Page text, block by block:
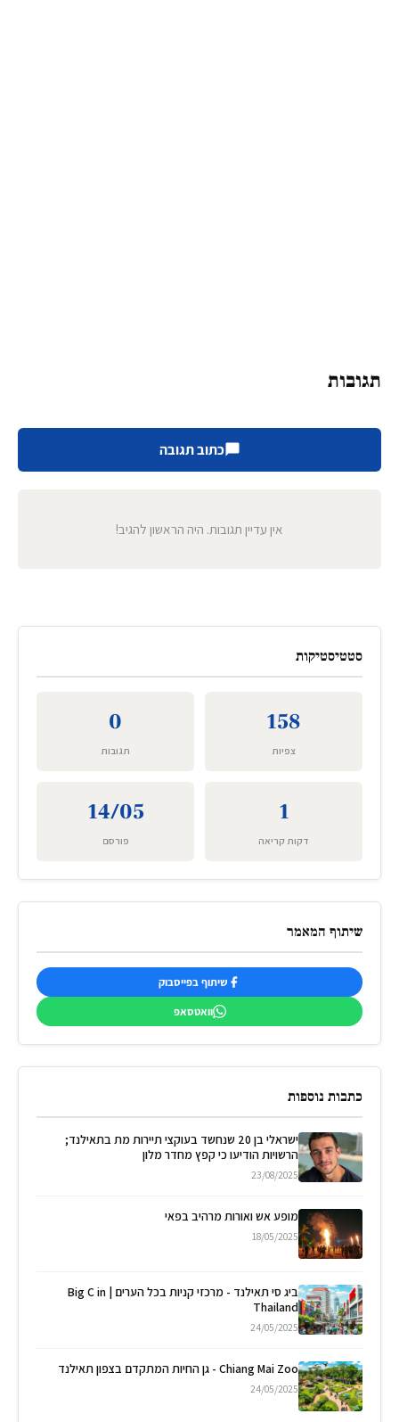
תגובות
כתוב תגובה
אין עדיין תגובות. היה הראשון להגיב!
סטטיסטיקות
158
צפיות
0
תגובות
1
דקות קריאה
14/05
פורסם
שיתוף המאמר
שיתוף בפייסבוק
וואטסאפ
כתבות נוספות
ישראלי בן 20 שנחשד בעוקצי תיירות מת בתאילנד;
הרשויות הודיעו כי קפץ מחדר מלון
23/08/2025
מופע אש ואורות מרהיב בפאי
18/05/2025
ביג סי תאילנד - מרכזי קניות בכל הערים | Big C in
Thailand
24/05/2025
Chiang Mai Zoo - גן החיות המתקדם בצפון תאילנד
24/05/2025